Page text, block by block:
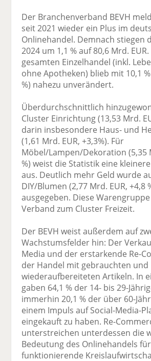
Der Branchenverband BEVH
seit 2021 wieder ein Plus im
Onlinehandel. Demnach stiegen
2024 um 1,1 % auf 80,6 Mrd.
gesamten Einzelhandel (inkl.
ohne Apotheken) blieb mit 10,1
%) nahezu unverändert.
Überdurchschnittlich
Cluster Einrichtung (13,53 Mrd.
darin insbesondere Haus- und
(1,61 Mrd. EUR, +3,3%). Für
Möbel/Lampen/Dekoration (5,35
%) weist die Statistik eine
aus. Deutlich mehr Geld wurde
DIY/Blumen (2,77 Mrd. EUR, +4,8
ausgegeben. Diese
Verband zum Cluster Freizeit.
Der BEVH weist außerdem auf
Wachstumsfelder hin: Der
Media und der erstarkende Re-
der Handel mit gebrauchten und
wiederaufbereiteten Artikeln. In
gaben 64,1 % der 14- bis 29-
immerhin 20,1 % der über 60-
einem Impuls auf Social-Media-
eingekauft zu haben. Re-
unterstreichen unterdessen die
Bedeutung des Onlinehandels
funktionierende